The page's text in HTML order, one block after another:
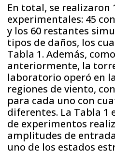
En total, se realizaron
experimentales: 45
y los 60 restantes
tipos de daños, los
Tabla 1. Además,
anteriormente, la
laboratorio operó en
regiones de viento,
para cada uno con
diferentes. La Tabla 1
de experimentos
amplitudes de
uno de los estados